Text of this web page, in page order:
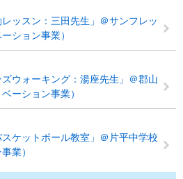
ッスン：三田先生」＠サンフレッ
ション事業）
ウォーキング：湯座先生」＠郡山
ーション事業）
ケットボール教室」＠片平中学校
業）